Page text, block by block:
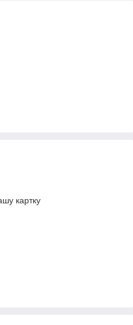
картку